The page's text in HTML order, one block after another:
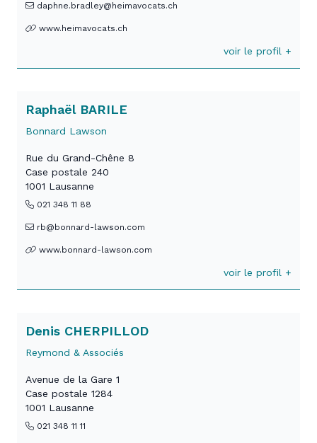
daphne.bradley@heimavocats.ch
www.heimavocats.ch
voir le profil +
Raphaël BARILE
Bonnard Lawson
Rue du Grand-Chêne 8
Case postale 240
1001 Lausanne
021 348 11 88
rb@bonnard-lawson.com
www.bonnard-lawson.com
voir le profil +
Denis CHERPILLOD
Reymond & Associés
Avenue de la Gare 1
Case postale 1284
1001 Lausanne
021 348 11 11